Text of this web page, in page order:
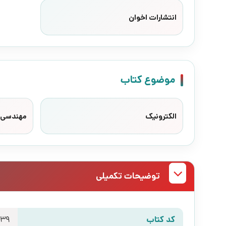
انتشارات اخوان
موضوع کتاب
الکترونیک مهندسی
توضیحات تکمیلی
کد کتاب